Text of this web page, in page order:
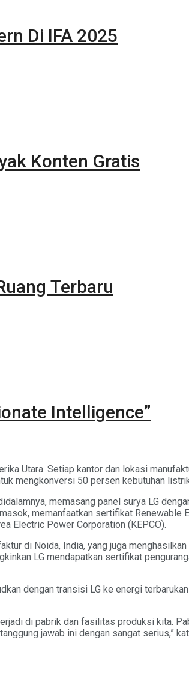
Di IFA 2025
Konten Gratis
Terbaru
Intelligence”
Utara. Setiap kantor dan lokasi
mengkonversi 50 persen kebutuhan
memasang panel surya LG
memanfaatkan sertifikat Renewable
Electric Power Corporation (KEPCO).
di Noida, India, yang juga
LG mendapatkan sertifikat
dengan transisi LG ke energi
di pabrik dan fasilitas produksi kita.
jawab ini dengan sangat serius,”